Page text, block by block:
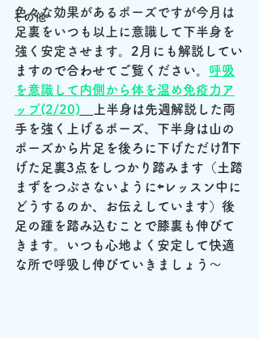
その他
色々な効果があるポーズですが今月は
足裏をいつも以上に意識して下半身を
強く安定させます。 2月にも解説してい
ますので合わせてご覧ください。 呼吸
を意識して内側から体を温め免疫力ア
ップ(2/20)
上半身は先週解説した両
手を強く上げるポーズ、下半身は山の
ポーズから片足を後ろに下げただけ⁈下
げた足裏3点をしつかり踏みます（土踏
まずをつぶさないように⇦レッスン中に
どうするのか、お伝えしています）後
足の踵を踏み込むことで膝裏も伸びて
きます。いつも心地よく安定して快適
な所で呼吸し伸びていきましょう～